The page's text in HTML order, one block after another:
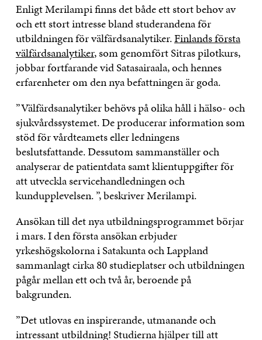
Enligt Merilampi finns det både ett stort behov av
och ett stort intresse bland studerandena för
utbildningen för välfärdsanalytiker.Finlands första
välfärdsanalytiker, som genomfört Sitras pilotkurs,
jobbar fortfarande vid Satasairaala, och hennes
erfarenheter om den nya befattningen är goda.
”Välfärdsanalytiker behövs på olika håll i hälso- och
sjukvårdssystemet. De producerar information som
stöd för vårdteamets eller ledningens
beslutsfattande. Dessutom sammanställer och
analyserar de patientdata samt klientuppgifter för
att utveckla servicehandledningen och
kundupplevelsen. ”, beskriver Merilampi.
Ansökan till det nya utbildningsprogrammet börjar
i mars. I den första ansökan erbjuder
yrkeshögskolorna i Satakunta och Lappland
sammanlagt cirka 80 studieplatser och utbildningen
pågår mellan ett och två år, beroende på
bakgrunden.
”Det utlovas en inspirerande, utmanande och
intressant utbildning! Studierna hjälper till att